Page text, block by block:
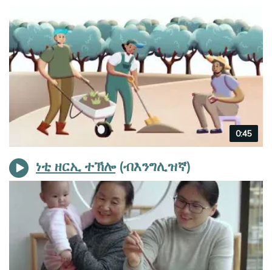
Video
duration
0:45
ነቲ ዘርኢ ተኽሎ